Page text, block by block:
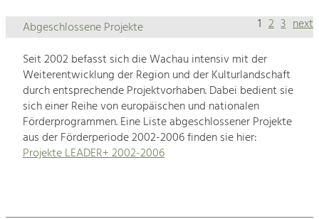
1 2 3 next
Abgeschlossene Projekte
Seit 2002 befasst sich die Wachau intensiv mit der
Weiterentwicklung der Region und der Kulturlandschaft
durch entsprechende Projektvorhaben. Dabei bedient sie
sich einer Reihe von europäischen und nationalen
Förderprogrammen. Eine Liste abgeschlossener Projekte
aus der Förderperiode 2002-2006 finden sie hier:
Projekte LEADER+ 2002-2006